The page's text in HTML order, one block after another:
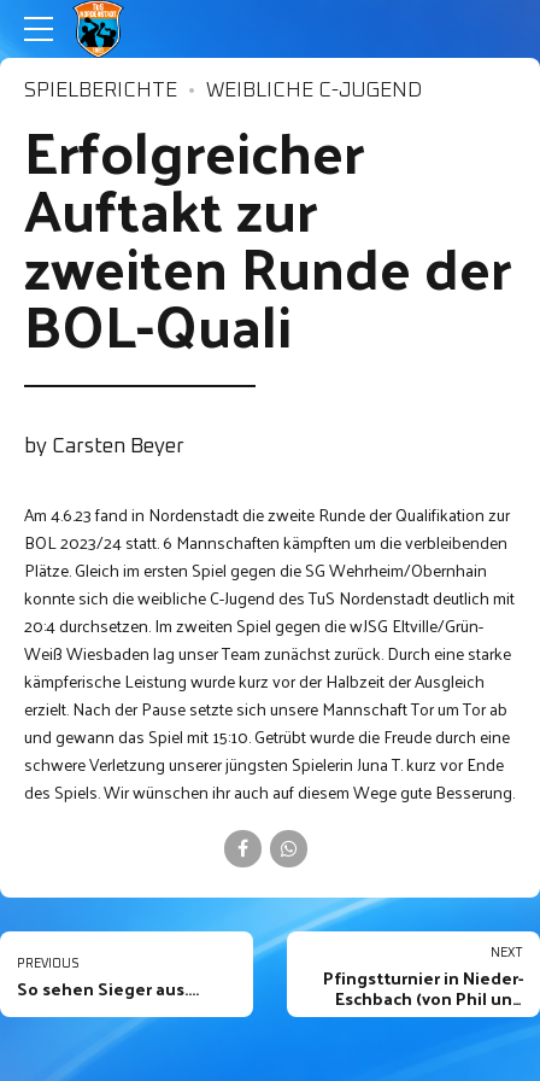
SPIELBERICHTE WEIBLICHE C-JUGEND
Erfolgreicher
Auftakt zur
zweiten Runde der
BOL-Quali
by Carsten Beyer
Am 4.6.23 fand in Nordenstadt die zweite Runde der Qualifikation zur
BOL 2023/24 statt. 6 Mannschaften kämpften um die verbleibenden
Plätze. Gleich im ersten Spiel gegen die SG Wehrheim/Obernhain
konnte sich die weibliche C-Jugend des TuS Nordenstadt deutlich mit
20:4 durchsetzen. Im zweiten Spiel gegen die wJSG Eltville/Grün-
Weiß Wiesbaden lag unser Team zunächst zurück. Durch eine starke
kämpferische Leistung wurde kurz vor der Halbzeit der Ausgleich
erzielt. Nach der Pause setzte sich unsere Mannschaft Tor um Tor ab
und gewann das Spiel mit 15:10. Getrübt wurde die Freude durch eine
schwere Verletzung unserer jüngsten Spielerin Juna T. kurz vor Ende
des Spiels. Wir wünschen ihr auch auf diesem Wege gute Besserung.
PREVIOUS
So sehen Sieger aus....
NEXT
Pfingstturnier in Nieder-
Eschbach (von Phil und
Julian)